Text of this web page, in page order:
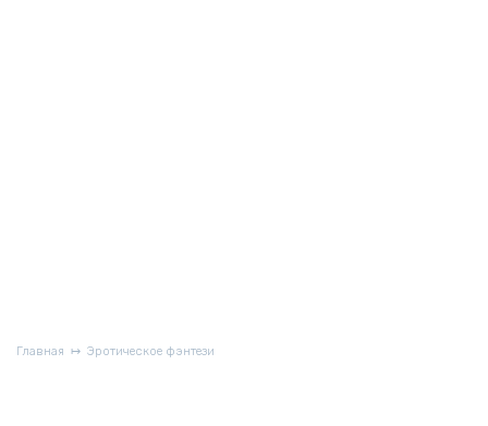
Главная Эротическое фэнтези